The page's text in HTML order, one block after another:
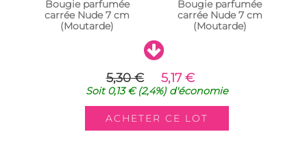
Bougie parfumée
carrée Nude 7 cm
(Moutarde)
Bougie parfumée
carrée Nude 7 cm
(Moutarde)
5,30 € 5,17 €
Soit0,13 €(2,4%) d'économie